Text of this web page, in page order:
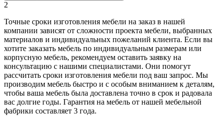
2
Точные сроки изготовления мебели на заказ в нашей
компании зависят от сложности проекта мебели, выбранных
материалов и индивидуальных пожеланий клиента. Если вы
хотите заказать мебель по индивидуальным размерам или
корпусную мебель, рекомендуем оставить заявку на
консультацию с нашими специалистами. Они помогут
рассчитать сроки изготовления мебели под ваш запрос. Мы
производим мебель быстро и с особым вниманием к деталям,
чтобы ваша мебель была доставлена точно в срок и радовала
вас долгие годы. Гарантия на мебель от нашей мебельной
фабрики составляет 3 года.